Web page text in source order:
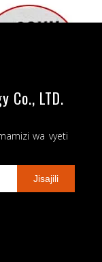
Co., LTD.
wa vyeti
Jisajili